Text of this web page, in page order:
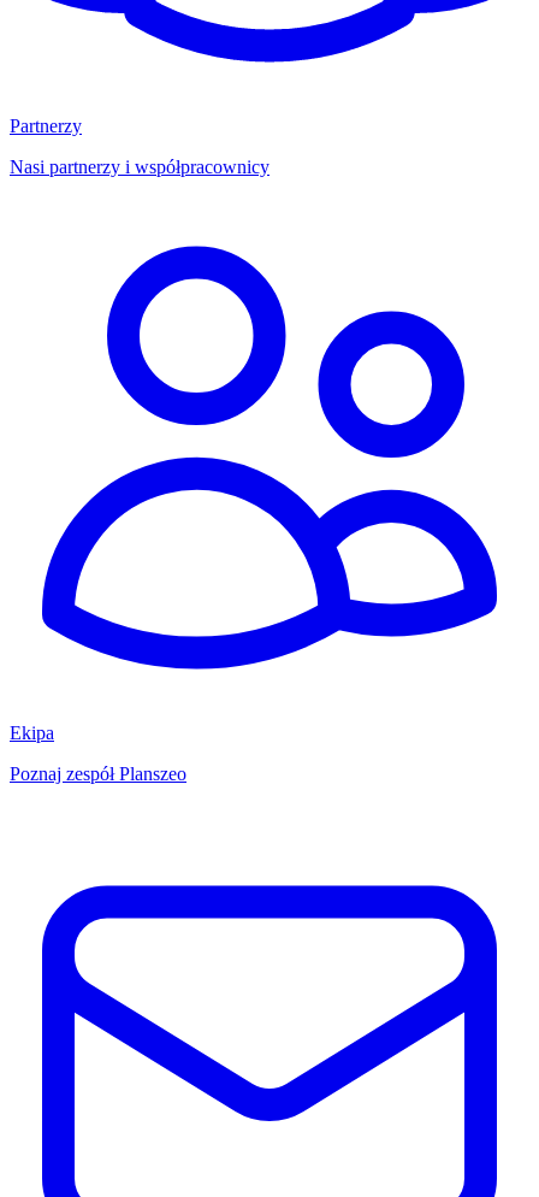
Partnerzy
Nasi partnerzy i współpracownicy
Ekipa
Poznaj zespół Planszeo